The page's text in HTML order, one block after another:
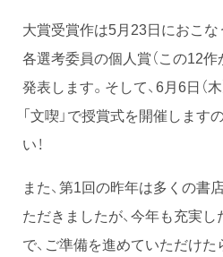
大賞受賞作は5月23日におこな
各選考委員の個人賞（この12
発表します。そして、6月6日（
「文喫」で授賞式を開催します
い！
また、第1回の昨年は多くの書
ただきましたが、今年も充実
で、ご準備を進めていただけた